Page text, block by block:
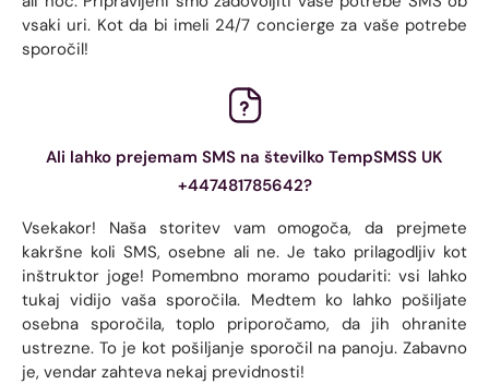
vsaki uri. Kot da bi imeli 24/7 concierge za vaše potrebe
sporočil!
Ali lahko prejemam SMS na številko TempSMSS UK
+447481785642?
Vsekakor! Naša storitev vam omogoča, da prejmete
kakršne koli SMS, osebne ali ne. Je tako prilagodljiv kot
inštruktor joge! Pomembno moramo poudariti: vsi lahko
tukaj vidijo vaša sporočila. Medtem ko lahko pošiljate
osebna sporočila, toplo priporočamo, da jih ohranite
ustrezne. To je kot pošiljanje sporočil na panoju. Zabavno
je, vendar zahteva nekaj previdnosti!